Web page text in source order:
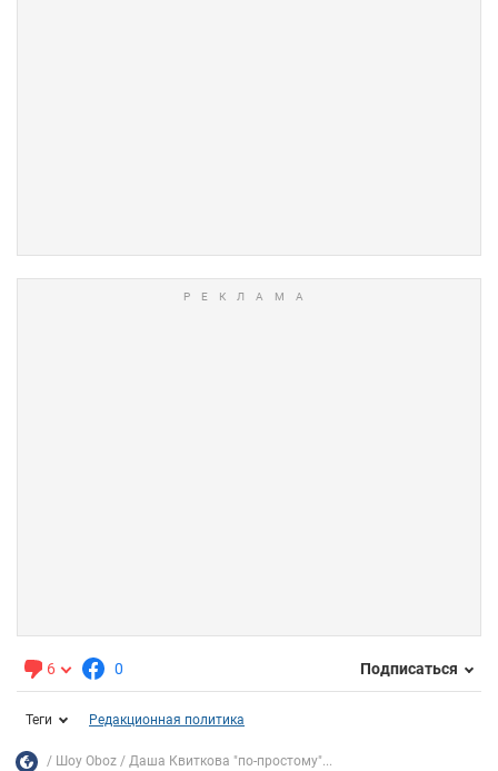
6 0 Подписаться
Теги Редакционная политика
Шоу Oboz Даша Квиткова "по-простому"...